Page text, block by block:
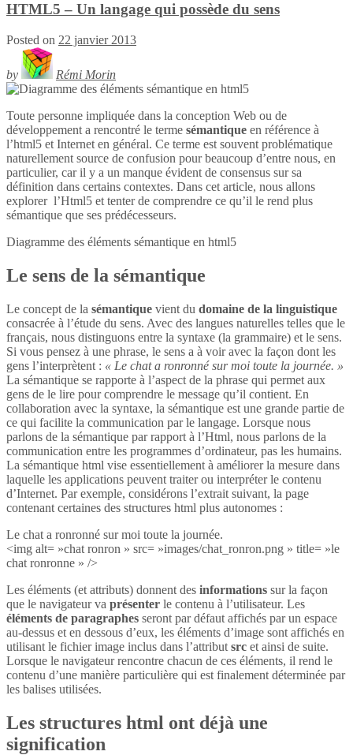
HTML5 – Un langage qui possède du sens
Posted on 22 janvier 2013
by Rémi Morin
Toute personne impliquée dans la conception Web ou de
développement a rencontré le terme sémantique en référence à
l’html5 et Internet en général. Ce terme est souvent problématique
naturellement source de confusion pour beaucoup d’entre nous, en
particulier, car il y a un manque évident de consensus sur sa
définition dans certains contextes. Dans cet article, nous allons
explorer l’Html5 et tenter de comprendre ce qu’il le rend plus
sémantique que ses prédécesseurs.
Diagramme des éléments sémantique en html5
Le sens de la sémantique
Le concept de la sémantique vient du domaine de la linguistique
consacrée à l’étude du sens. Avec des langues naturelles telles que le
français, nous distinguons entre la syntaxe (la grammaire) et le sens.
Si vous pensez à une phrase, le sens a à voir avec la façon dont les
gens l’interprètent : « Le chat a ronronné sur moi toute la journée. »
La sémantique se rapporte à l’aspect de la phrase qui permet aux
gens de le lire pour comprendre le message qu’il contient. En
collaboration avec la syntaxe, la sémantique est une grande partie de
ce qui facilite la communication par le langage. Lorsque nous
parlons de la sémantique par rapport à l’Html, nous parlons de la
communication entre les programmes d’ordinateur, pas les humains.
La sémantique html vise essentiellement à améliorer la mesure dans
laquelle les applications peuvent traiter ou interpréter le contenu
d’Internet. Par exemple, considérons l’extrait suivant, la page
contenant certaines des structures html plus autonomes :
Le chat a ronronné sur moi toute la journée.
<img alt= »chat ronron » src= »images/chat_ronron.png » title= »le
chat ronronne » />
Les éléments (et attributs) donnent des informations sur la façon
que le navigateur va présenter le contenu à l’utilisateur. Les
éléments de paragraphes seront par défaut affichés par un espace
au-dessus et en dessous d’eux, les éléments d’image sont affichés en
utilisant le fichier image inclus dans l’attribut src et ainsi de suite.
Lorsque le navigateur rencontre chacun de ces éléments, il rend le
contenu d’une manière particulière qui est finalement déterminée par
les balises utilisées.
Les structures html ont déjà une
signification